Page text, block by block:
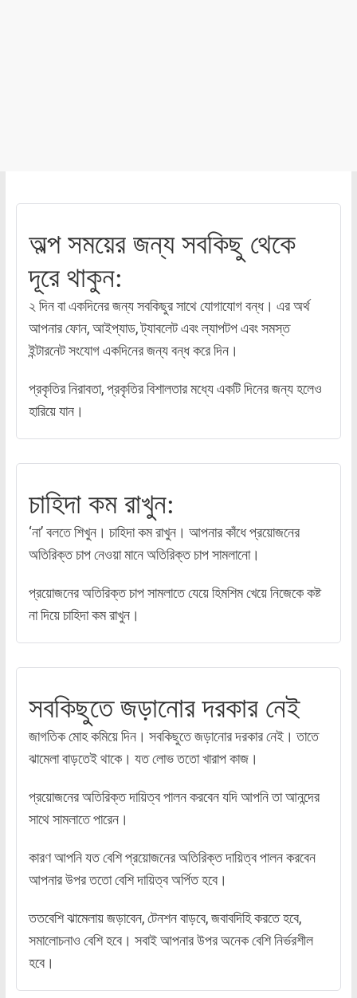
অল্প সময়ের জন্য সবকিছু থেকে
দূরে থাকুন:
২ দিন বা একদিনের জন্য সবকিছুর সাথে যোগাযোগ বন্ধ। এর অর্থ
আপনার ফোন, আইপ্যাড, ট্যাবলেট এবং ল্যাপটপ এবং সমস্ত
ইন্টারনেট সংযোগ একদিনের জন্য বন্ধ করে দিন।
প্রকৃতির নিরাবতা, প্রকৃতির বিশালতার মধ্যে একটি দিনের জন্য হলেও
হারিয়ে যান।
চাহিদা কম রাখুন:
‘না’ বলতে শিখুন। চাহিদা কম রাখুন। আপনার কাঁধে প্রয়োজনের
অতিরিক্ত চাপ নেওয়া মানে অতিরিক্ত চাপ সামলানো।
প্রয়োজনের অতিরিক্ত চাপ সামলাতে যেয়ে হিমশিম খেয়ে নিজেকে কষ্ট
না দিয়ে চাহিদা কম রাখুন।
সবকিছুতে জড়ানোর দরকার নেই
জাগতিক মোহ কমিয়ে দিন। সবকিছুতে জড়ানোর দরকার নেই। তাতে
ঝামেলা বাড়তেই থাকে। যত লোভ ততো খারাপ কাজ।
প্রয়োজনের অতিরিক্ত দায়িত্ব পালন করবেন যদি আপনি তা আনন্দের
সাথে সামলাতে পারেন।
কারণ আপনি যত বেশি প্রয়োজনের অতিরিক্ত দায়িত্ব পালন করবেন
আপনার উপর ততো বেশি দায়িত্ব অর্পিত হবে।
ততবেশি ঝামেলায় জড়াবেন, টেনশন বাড়বে, জবাবদিহি করতে হবে,
সমালোচনাও বেশি হবে। সবাই আপনার উপর অনেক বেশি নির্ভরশীল
হবে।